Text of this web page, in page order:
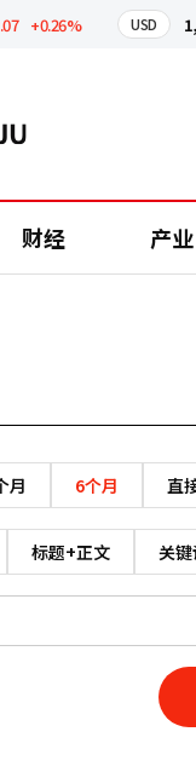
+0.26% USD
财经 产业
月 6个月 直
标题+正文 关键